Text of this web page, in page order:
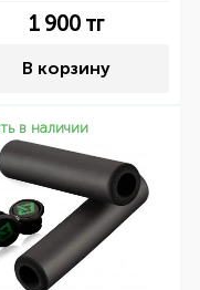
1 900 тг
В корзину
в наличии